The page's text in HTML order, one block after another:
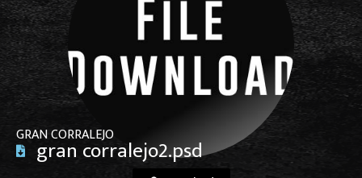
View File
GRAN CORRALEJO
gran corralejo2.psd